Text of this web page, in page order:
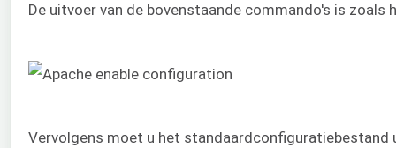
De uitvoer van de bovenstaande commando's is zoals
Vervolgens moet u het standaardconfiguratiebestand